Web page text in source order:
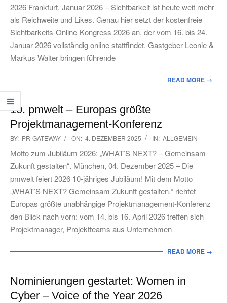
2026 Frankfurt, Januar 2026 – Sichtbarkeit ist heute weit mehr
als Reichweite und Likes. Genau hier setzt der kostenfreie
Sichtbarkeits-Online-Kongress 2026 an, der vom 16. bis 24.
Januar 2026 vollständig online stattfindet. Gastgeber Leonie &
Markus Walter bringen führende
READ MORE →
10. pmwelt – Europas größte
Projektmanagement-Konferenz
2025-
12-
04
BY: PR-GATEWAY ON: 4. DEZEMBER 2025 IN: ALLGEMEIN
Motto zum Jubiläum 2026: „WHAT’S NEXT? – Gemeinsam
Zukunft gestalten“. München, 04. Dezember 2025 – Die
pmwelt feiert 2026 10-jähriges Jubiläum! Mit dem Motto
„WHAT’S NEXT? Gemeinsam Zukunft gestalten.“ richtet
Europas größte unabhängige Projektmanagement-Konferenz
den Blick nach vorn: vom 14. bis 16. April 2026 treffen sich
Projektmanager, Projektteams aus Unternehmen
READ MORE →
Nominierungen gestartet: Women in
Cyber – Voice of the Year 2026